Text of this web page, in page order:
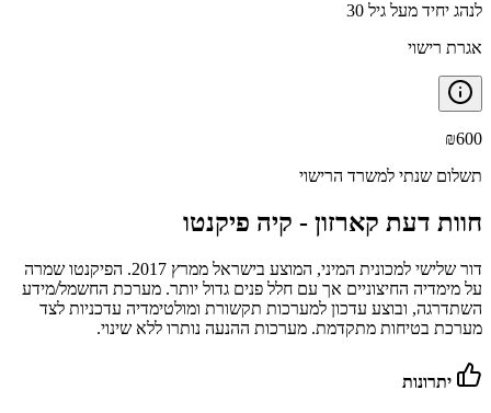
לנהג יחיד מעל גיל 30
אגרת רישוי
₪600
תשלום שנתי למשרד הרישוי
חוות דעת קארזון - קיה פיקנטו
דור שלישי למכונית המיני, המוצע בישראל ממרץ 2017. הפיקנטו שמרה
על מימדיה החיצוניים אך עם חלל פנים גדול יותר. מערכת החשמל/מידע
השתדרגה, ובוצע עדכון למערכות תקשורת ומולטימדיה עדכניות לצד
מערכת בטיחות מתקדמת. מערכות ההנעה נותרו ללא שינוי.
יתרונות